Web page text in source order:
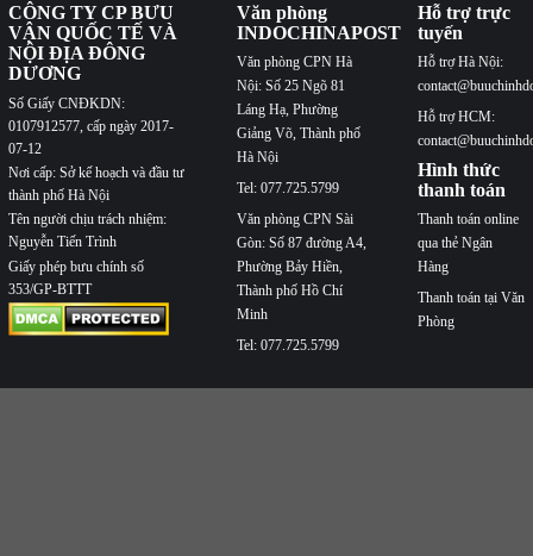
CÔNG TY CP BƯU
VẬN QUỐC TẾ VÀ
NỘI ĐỊA ĐÔNG
DƯƠNG
Số Giấy CNĐKDN:
0107912577, cấp ngày 2017-
07-12
Nơi cấp: Sở kế hoạch và đầu tư
thành phố Hà Nội
Tên người chịu trách nhiệm:
Nguyễn Tiến Trình
Giấy phép bưu chính số
353/GP-BTTT
Văn phòng
INDOCHINAPOST
Văn phòng CPN Hà
Nội: Số 25 Ngõ 81
Láng Hạ, Phường
Giảng Võ, Thành phố
Hà Nội
Tel: 077.725.5799
Văn phòng CPN Sài
Gòn: Số 87 đường A4,
Phường Bảy Hiền,
Thành phố Hồ Chí
Minh
Tel: 077.725.5799
Hỗ trợ trực
tuyến
Hỗ trợ Hà Nội:
Hỗ trợ HCM:
Hình thức
thanh toán
Thanh toán online
qua thẻ Ngân
Hàng
Thanh toán tại Văn
Phòng